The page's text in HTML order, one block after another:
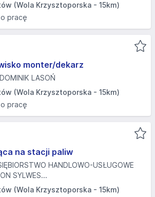
(Wola Krzysztoporska - 15km)
pracę
monter/dekarz
LASOŃ
(Wola Krzysztoporska - 15km)
pracę
na stacji paliw
HANDLOWO-USŁUGOWE
SYLWES...
(Wola Krzysztoporska - 15km)